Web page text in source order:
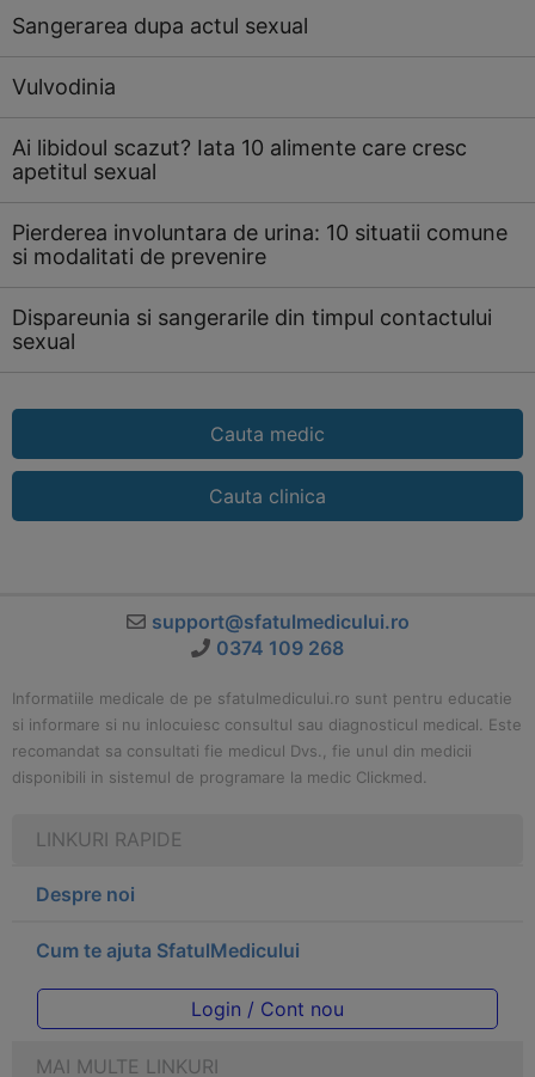
Sangerarea dupa actul sexual
Vulvodinia
Ai libidoul scazut? Iata 10 alimente care cresc
apetitul sexual
Pierderea involuntara de urina: 10 situatii comune
si modalitati de prevenire
Dispareunia si sangerarile din timpul contactului
sexual
Cauta medic
Cauta clinica
support@sfatulmedicului.ro
0374 109 268
Informatiile medicale de pe sfatulmedicului.ro sunt pentru educatie
si informare si nu inlocuiesc consultul sau diagnosticul medical. Este
recomandat sa consultati fie medicul Dvs., fie unul din medicii
disponibili in sistemul de programare la medic Clickmed.
LINKURI RAPIDE
Despre noi
Cum te ajuta SfatulMedicului
Login / Cont nou
MAI MULTE LINKURI